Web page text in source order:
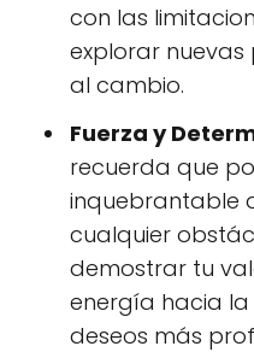
con las
explorar nuevas
al cambio.
Fuerza y
recuerda que
inquebrantable
cualquier
demostrar tu
energía hacia
deseos más